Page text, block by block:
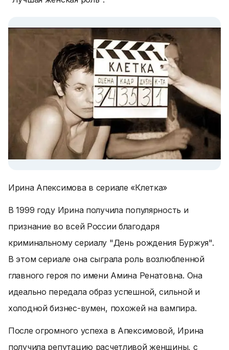
Ирина Апексимова в сериале «Клетка»
В 1999 году Ирина получила популярность и
признание во всей России благодаря
криминальному сериалу "День рождения Буржуя".
В этом сериале она сыграла роль возлюбленной
главного героя по имени Амина Ренатовна. Она
идеально передала образ успешной, сильной и
холодной бизнес-вумен, похожей на вампира.
После огромного успеха в Апексимовой, Ирина
получила репутацию расчетливой женщины, с